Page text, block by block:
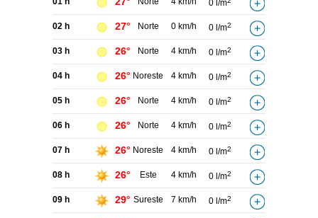
0 l/m
02 h 27° Norte 0 km/h 0 l/m2
03 h 26° Norte 4 km/h 0 l/m2
04 h 26° Noreste 4 km/h 0 l/m2
05 h 26° Norte 4 km/h 0 l/m2
06 h 26° Norte 4 km/h 0 l/m2
07 h 26° Noreste 4 km/h 0 l/m2
08 h 26° Este 4 km/h 0 l/m2
09 h 29° Sureste 7 km/h 0 l/m2